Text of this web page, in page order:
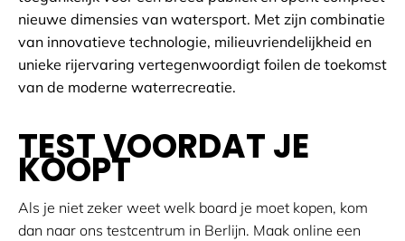
nieuwe dimensies van watersport. Met zijn combinatie
van innovatieve technologie, milieuvriendelijkheid en
unieke rijervaring vertegenwoordigt foilen de toekomst
van de moderne waterrecreatie.
TEST VOORDAT JE
KOOPT
Als je niet zeker weet welk board je moet kopen, kom
dan naar ons testcentrum in Berlijn. Maak online een